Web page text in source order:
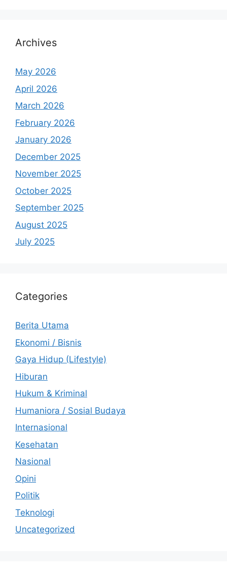
Archives
May 2026
April 2026
March 2026
February 2026
January 2026
December 2025
November 2025
October 2025
September 2025
August 2025
July 2025
Categories
Berita Utama
Ekonomi / Bisnis
Gaya Hidup (Lifestyle)
Hiburan
Hukum & Kriminal
Humaniora / Sosial Budaya
Internasional
Kesehatan
Nasional
Opini
Politik
Teknologi
Uncategorized